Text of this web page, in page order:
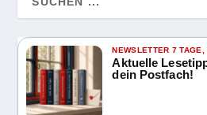
NEWSLETTER 7 TAGE,
Aktuelle
dein Postfach!